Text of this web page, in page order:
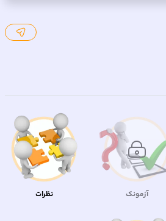
آزمونک نظرات